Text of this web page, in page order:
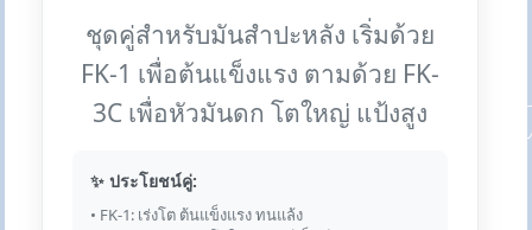
ชุดคู่สำหรับมันสำปะหลัง เริ่มด้วย
FK-1 เพื่อต้นแข็งแรง ตามด้วย FK-
3C เพื่อหัวมันดก โตใหญ่ แป้งสูง
✨ ประโยชน์คู่:
• FK-1: เร่งโต ต้นแข็งแรง ทนแล้ง